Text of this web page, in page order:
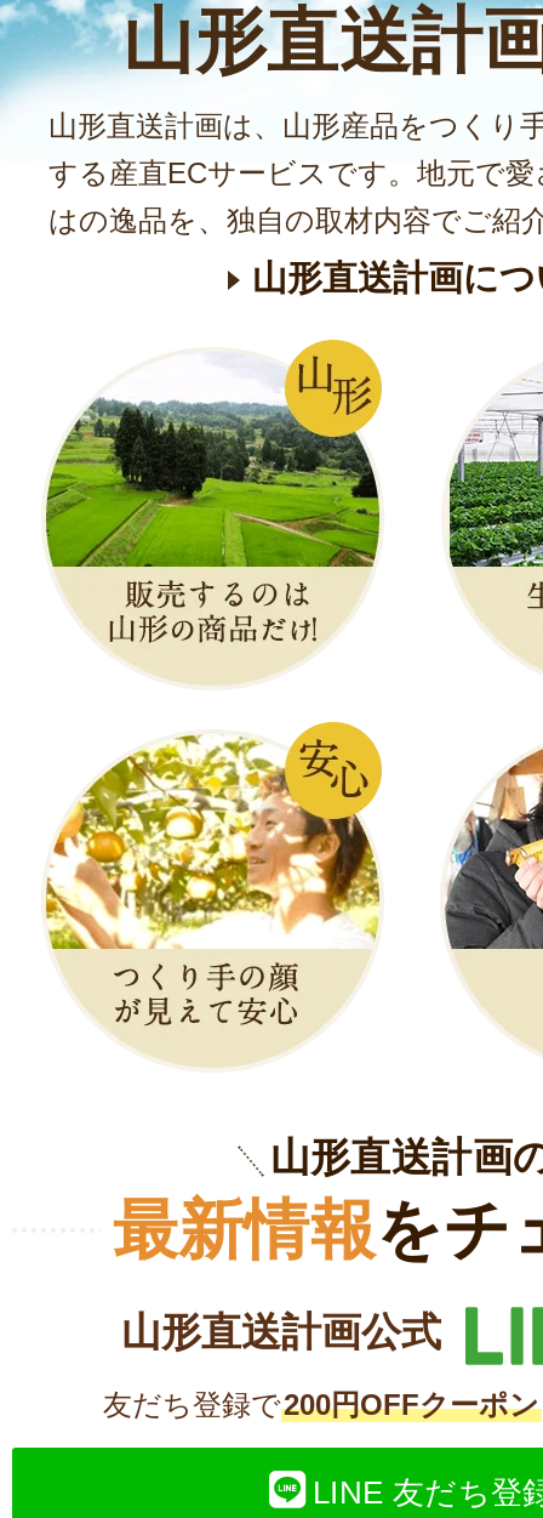
山形直送計
山形直送計画は、山形産品をつくり
する産直ECサービスです。地元で
はの逸品を、独自の取材内容でご紹
山形直送計画に
山形直送計画
最新情報をチ
山形直送計画公式
友だち登録で200円OFFクーポン
LINE 友だち登